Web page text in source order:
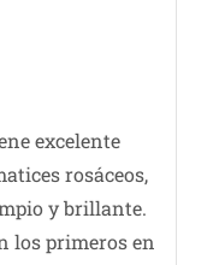
excelente
rosáceos,
y brillante.
los primeros en